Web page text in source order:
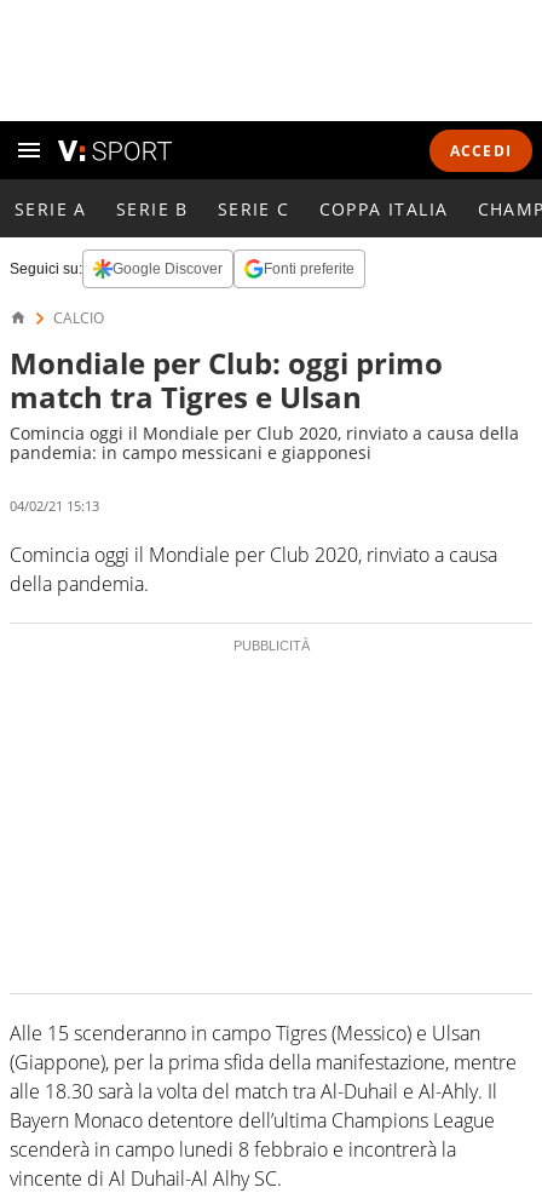
ACCEDI
SERIE A SERIE B SERIE C COPPA ITALIA
Seguici su: Google Discover Fonti preferite
CALCIO
Mondiale per Club: oggi primo
match tra Tigres e Ulsan
Comincia oggi il Mondiale per Club 2020, rinviato a causa della
pandemia: in campo messicani e giapponesi
04/02/21 15:13
Comincia oggi il Mondiale per Club 2020, rinviato a causa
della pandemia.
Alle 15 scenderanno in campo Tigres (Messico) e Ulsan
(Giappone), per la prima sfida della manifestazione, mentre
alle 18.30 sarà la volta del match tra Al-Duhail e Al-Ahly. Il
Bayern Monaco detentore dell’ultima Champions League
scenderà in campo lunedi 8 febbraio e incontrerà la
vincente di Al Duhail-Al Alhy SC.